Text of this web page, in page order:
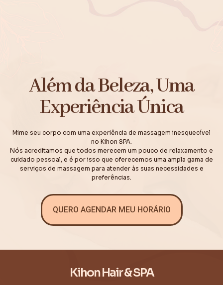
Além da Beleza, Uma
Experiência Única
Mime seu corpo com uma experiência de massagem inesquecível
no Kihon SPA.
Nós acreditamos que todos merecem um pouco de relaxamento e
cuidado pessoal, e é por isso que oferecemos uma ampla gama de
serviços de massagem para atender às suas necessidades e
preferências.
QUERO AGENDAR MEU HORÁRIO
Kihon Hair & SPA